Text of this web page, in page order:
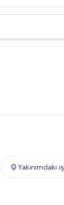
Yakınımdaki